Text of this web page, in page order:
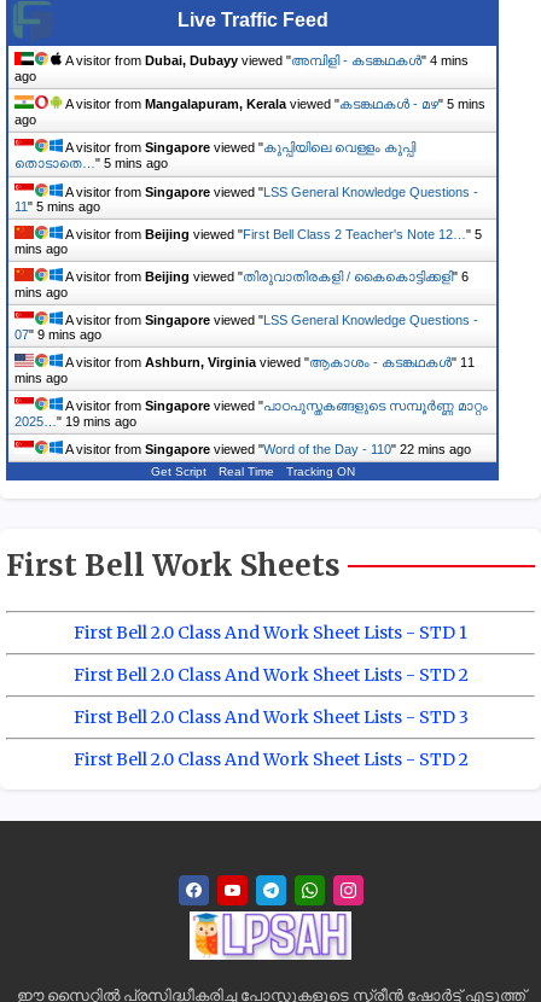
Live Traffic Feed
A visitor from Dubai, Dubayy viewed "അമ്പിളി - കടങ്കഥകൾ" 4 mins
ago
A visitor from Mangalapuram, Kerala viewed "കടങ്കഥകൾ - മഴ" 5 mins
ago
A visitor from Singapore viewed "കുപ്പിയിലെ വെള്ളം കുപ്പി
തൊടാതെ… " 5 mins ago
A visitor from Singapore viewed " LSS General Knowledge Questions -
11 " 5 mins ago
A visitor from Beijing viewed "First Bell Class 2 Teacher's Note 12… " 5
mins ago
A visitor from Beijing viewed "തിരുവാതിരകളി / കൈകൊട്ടിക്കളി" 6
mins ago
A visitor from Singapore viewed " LSS General Knowledge Questions -
07" 9 mins ago
A visitor from Ashburn, Virginia viewed "ആകാശം - കടങ്കഥകൾ" 11
mins ago
A visitor from Singapore viewed "പാഠപുസ്തകങ്ങളുടെ സമ്പൂർണ്ണ മാറ്റം
2025… " 19 mins ago
A visitor from Singapore viewed "Word of the Day - 110" 22 mins ago
Get Script Real Time Tracking ON
First Bell Work Sheets
First Bell 2.0 Class And Work Sheet Lists - STD 1
First Bell 2.0 Class And Work Sheet Lists - STD 2
First Bell 2.0 Class And Work Sheet Lists - STD 3
First Bell 2.0 Class And Work Sheet Lists - STD 2
ഈ സൈറ്റിൽ പ്രസിദ്ധീകരിച്ച പോസ്റ്റുകളുടെ സ്ക്രീൻ ഷോർട്ട് എടുത്ത്